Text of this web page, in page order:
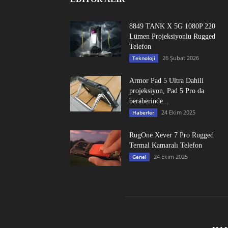
8849 TANK X 5G 1080P 220
Lümen Projeksiyonlu Rugged
Telefon
Teknoloji 26 Şubat 2026
Armor Pad 5 Ultra Dahili
projeksiyon, Pad 5 Pro da
beraberinde...
Haberler 24 Ekim 2025
RugOne Xever 7 Pro Rugged
Termal Kamaralı Telefon
Genel 24 Ekim 2025